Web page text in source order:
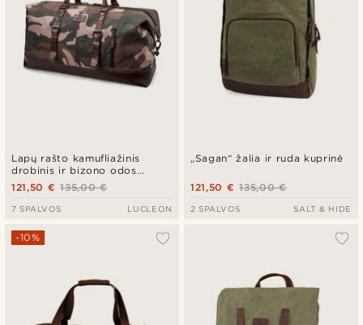
Lapų rašto kamufliažinis
drobinis ir bizono odos
kelioninis krepšys
135,00 €
121,50 €
7 SPALVOS LUCLEON
„Sagan“ žalia ir ruda kuprinė
135,00 €
121,50 €
2 SPALVOS SALT & HIDE
-10%